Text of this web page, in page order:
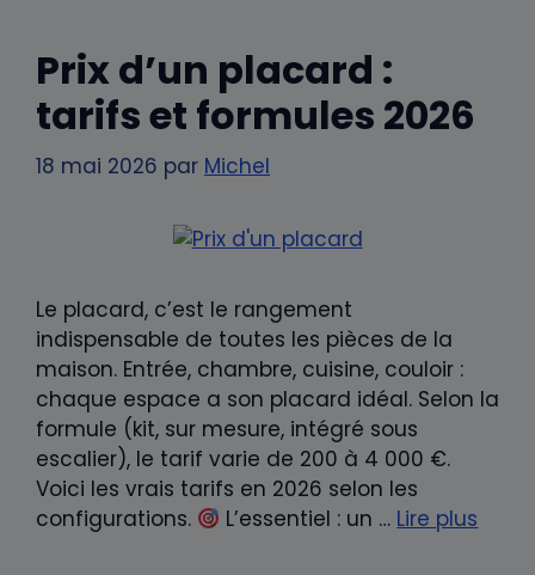
Prix d’un placard :
tarifs et formules 2026
18 mai 2026 par Michel
Le placard, c’est le rangement
indispensable de toutes les pièces de la
maison. Entrée, chambre, cuisine, couloir :
chaque espace a son placard idéal. Selon la
formule (kit, sur mesure, intégré sous
escalier), le tarif varie de 200 à 4 000 €.
Voici les vrais tarifs en 2026 selon les
configurations.
L’essentiel : un … Lire plus